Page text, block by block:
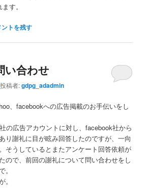
す。
ントを残す
い合わせ
投稿者:gdpg_adadmin
、facebookへの広告掲載のお手伝いをし
の広告アカウントに対し、facebook社から
り謝礼に目が眩み回答したのですが、一向
そうしているとまたアンケート回答依頼が
ので、前回の謝礼について問い合わせをし